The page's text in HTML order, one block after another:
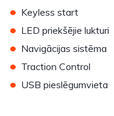
• Keyless start
• LED priekšējie lukturi
• Navigācijas sistēma
• Traction Control
• USB pieslēgumvieta